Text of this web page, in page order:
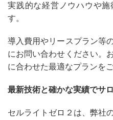
実践的な経営ノウハウや
す。
導入費用やリースプラン等
にお問い合わせください。
に合わせた最適なプランを
最新技術と確かな実績でサ
セルライトゼロ２は、弊社